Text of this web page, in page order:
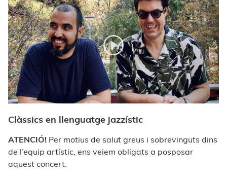
Clàssics en llenguatge jazzístic
ATENCIÓ! Per motius de salut greus i sobrevinguts dins
de l’equip artístic, ens veiem obligats a posposar
aquest concert.